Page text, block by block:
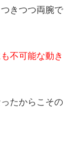
きつつ両腕で
不可能な動き
たからこその